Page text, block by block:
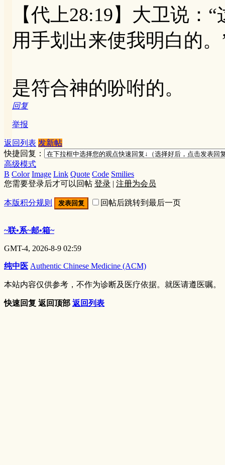
【代上28:19】大卫说：
用手划出来使我明白的。
是符合神的吩咐的。
回复
举报
返回列表 发新帖
快捷回复：
高级模式
B Color Image Link Quote Code Smilies
您需要登录后才可以回帖 登录 | 注册为会员
本版积分规则 发表回复 回帖后跳转到最后一页
~联•系~邮•箱~
GMT-4, 2026-8-9 02:59
纯中医 Authentic Chinese Medicine (ACM)
本站内容仅供参考，不作为诊断及医疗依据。就医请遵医嘱。
快速回复 返回顶部 返回列表